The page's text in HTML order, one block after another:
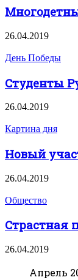
26.04.2019
День Победы
Студенты
26.04.2019
Картина дня
Новый
26.04.2019
Общество
Страстная
26.04.2019
Апрель